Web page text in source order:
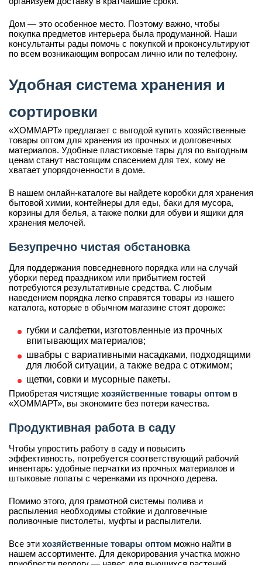
Дом — это особенное место. Поэтому важно, чтобы
покупка предметов интерьера была продуманной. Наши
консультанты рады помочь с покупкой и проконсультируют
по всем возникающим вопросам лично или по телефону.
Удобная система хранения и
сортировки
«ХОММАРТ» предлагает с выгодой купить хозяйственные
товары оптом для хранения из прочных и долговечных
материалов. Удобные пластиковые тары для по выгодным
ценам станут настоящим спасением для тех, кому не
хватает упорядоченности в доме.
В нашем онлайн-каталоге вы найдете коробки для хранения
бытовой химии, контейнеры для еды, баки для мусора,
корзины для белья, а также полки для обуви и ящики для
хранения мелочей.
Безупречно чистая обстановка
Для поддержания повседневного порядка или на случай
уборки перед праздником или прибытием гостей
потребуются результативные средства. С любым
наведением порядка легко справятся товары из нашего
каталога, которые в обычном магазине стоят дороже:
губки и салфетки, изготовленные из прочных
впитывающих материалов;
швабры с вариативными насадками, подходящими
для любой ситуации, а также ведра с отжимом;
щетки, совки и мусорные пакеты.
Приобретая чистящие хозяйственные товары оптом в
«ХОММАРТ», вы экономите без потери качества.
Продуктивная работа в саду
Чтобы упростить работу в саду и повысить
эффективность, потребуется соответствующий рабочий
инвентарь: удобные перчатки из прочных материалов и
штыковые лопаты с черенками из прочного дерева.
Помимо этого, для грамотной системы полива и
распыления необходимы стойкие и долговечные
поливочные пистолеты, муфты и распылители.
Все эти хозяйственные товары оптом можно найти в
нашем ассортименте. Для декорирования участка можно